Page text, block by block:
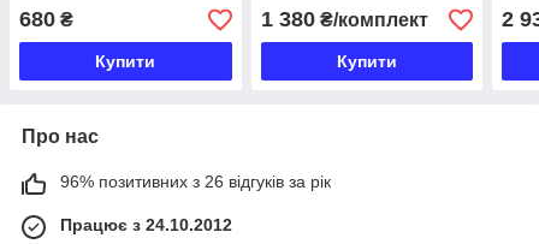
680 ₴
Купити
1 380₴/комплект
Купити
2
Про нас
96% позитивних з 26 відгуків за рік
Працює з 24.10.2012